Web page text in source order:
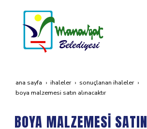
ana sayfa i̇haleler
sonuçlanan i̇haleler
boya malzemesi̇ satin alinacaktir
BOYA MALZEMESİ SATIN